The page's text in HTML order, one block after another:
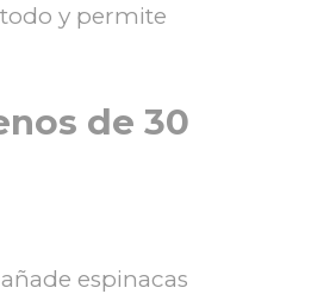
y permite
de 30
espinacas